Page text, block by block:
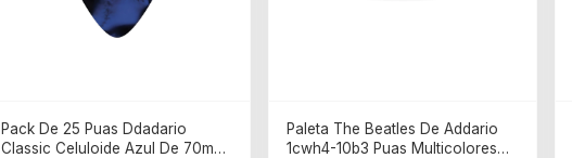
Pack De 25 Puas Ddadario
Classic Celuloide Azul De 70mm
Paleta The Beatles De Addario
1cwh4-10b3 Puas Multicolores